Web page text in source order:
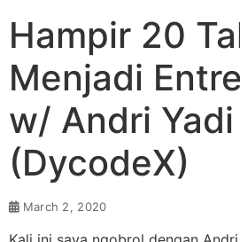
Hampir 20
Menjadi
w/ Andri Yadi
(DycodeX)
March 2, 2020